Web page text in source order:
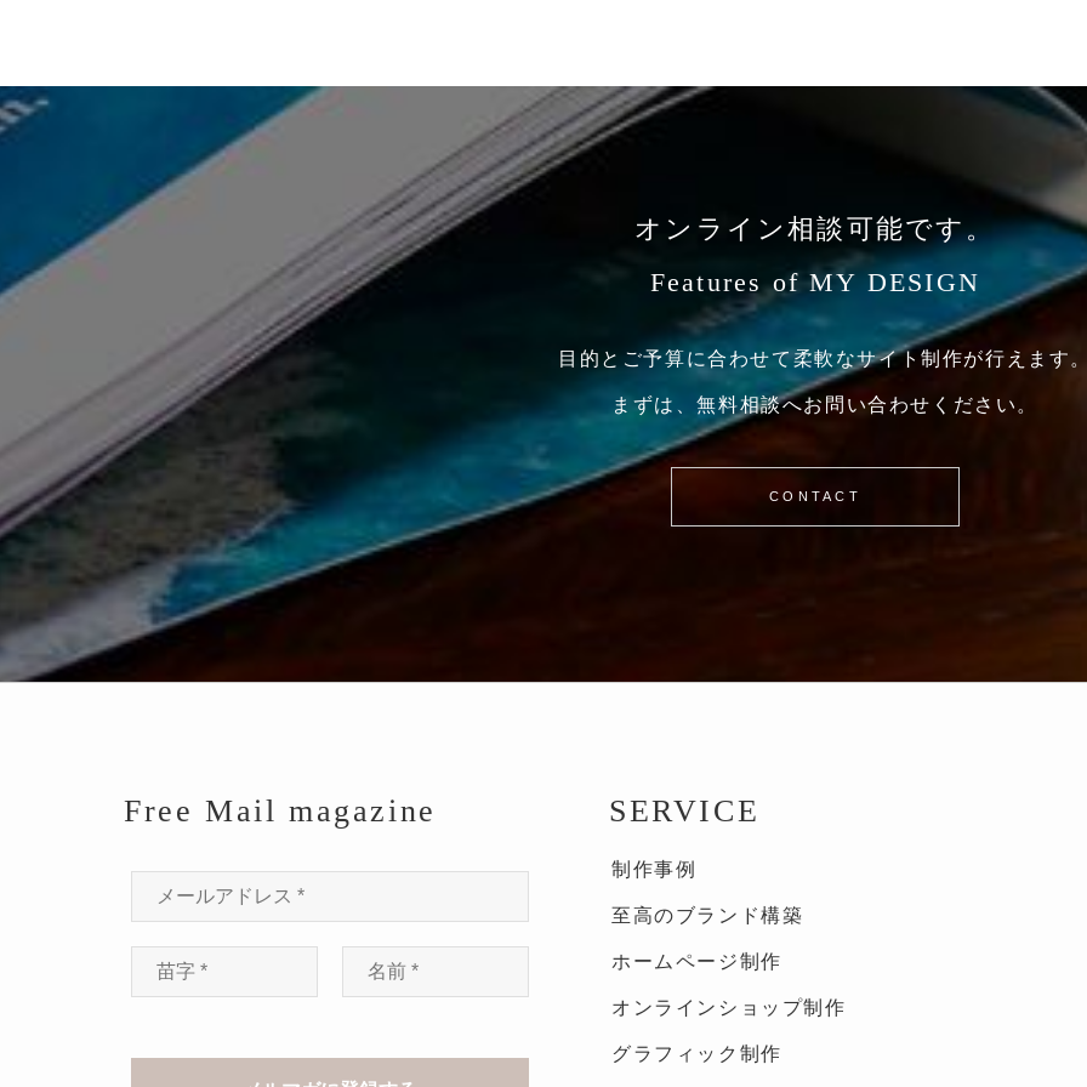
オンライン相談可能です。
Features of MY DESIGN
目的とご予算に合わせて柔軟なサイト制作が行えます
まずは、無料相談へお問い合わせください。
CONTACT
Free Mail magazine SERVICE
制作事例
至高のブランド構築
ホームページ制作
オンラインショップ制作
グラフィック制作